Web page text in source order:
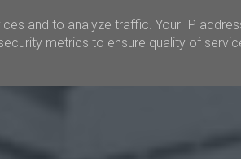
and to analyze traffic. Your IP
metrics to ensure quality of